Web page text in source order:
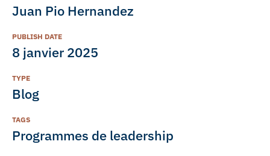
Juan Pio Hernandez
PUBLISH DATE
8 janvier 2025
TYPE
Blog
TAGS
Programmes de leadership